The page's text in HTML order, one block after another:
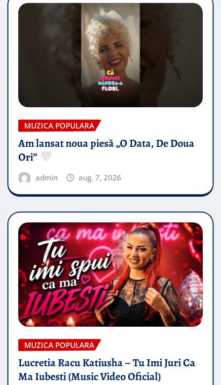
MUZICA POPULARA
Am lansat noua piesă „O Data, De Doua
Ori”
admin aug. 7, 2026
MUZICA POPULARA
Lucretia Racu Katiusha – Tu Imi Juri Ca
Ma Iubesti (Music Video Oficial)